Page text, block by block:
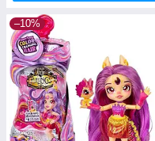
–10%